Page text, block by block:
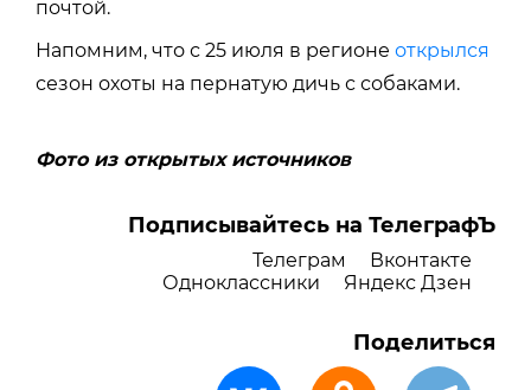
почтой.
Напомним, что с 25 июля в регионе открылся
сезон охоты на пернатую дичь с собаками.
Фото из открытых источников
Подписывайтесь на ТелеграфЪ
Телеграм
Вконтакте
Одноклассники
Яндекс Дзен
Поделиться